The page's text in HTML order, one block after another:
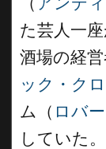
た芸人一座
酒場の経
ック・ク
ム（ ロバ
していた。